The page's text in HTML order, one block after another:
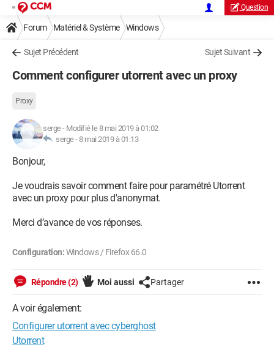
Question
Forum Matériel & Système Windows
Sujet Précédent Sujet Suivant
Comment configurer utorrent avec un proxy
Proxy
serge- Modifié le 8 mai 2019 à 01:02
serge -8 mai 2019 à 01:13
Bonjour,
Je voudrais savoir comment faire pour paramétré Utorrent
avec un proxy pour plus d'anonymat.
Merci d’avance de vos réponses.
Configuration:Windows / Firefox 66.0
Répondre (2) Moi aussi Partager
A voir également:
Configurer utorrent avec cyberghost
Utorrent